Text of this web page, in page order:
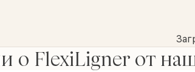
о FlexiLigner от